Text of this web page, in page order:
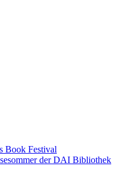
Book Festival
der DAI Bibliothek